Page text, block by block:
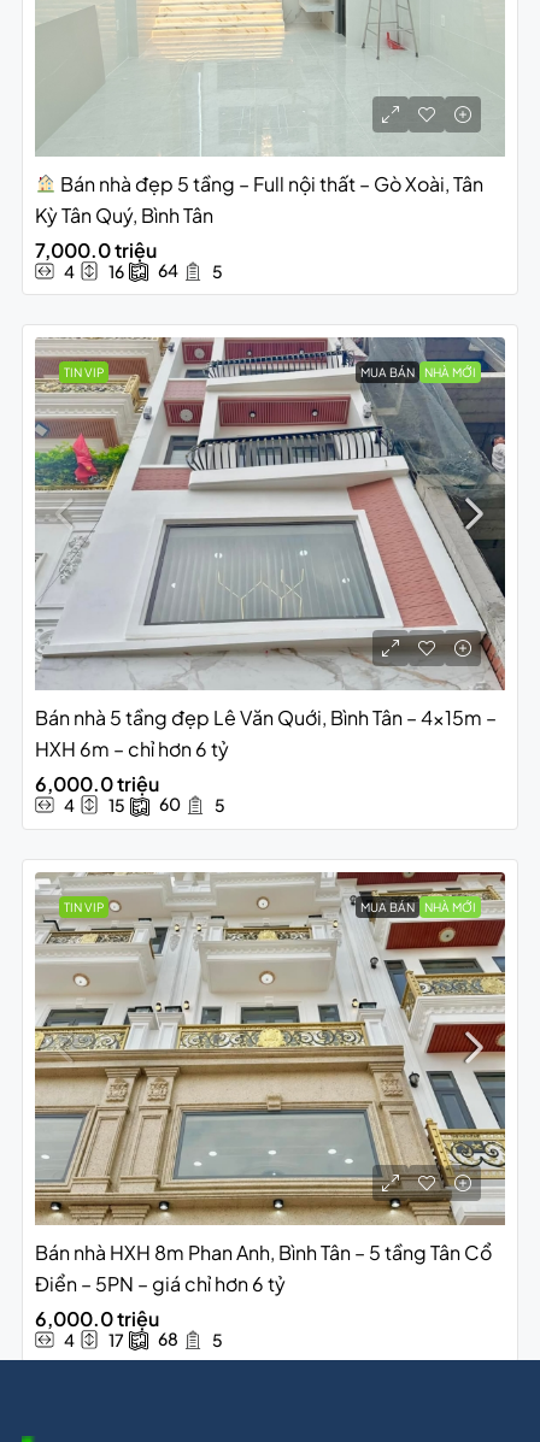
Bán nhà đẹp 5 tầng – Full nội thất – Gò Xoài, Tân
Kỳ Tân Quý, Bình Tân
7,000.0 triệu
4 16 64 5
TIN VIP MUA BÁN NHÀ MỚI
Bán nhà 5 tầng đẹp Lê Văn Quới, Bình Tân – 4x15m –
HXH 6m – chỉ hơn 6 tỷ
6,000.0 triệu
4 15 60 5
TIN VIP MUA BÁN NHÀ MỚI
Bán nhà HXH 8m Phan Anh, Bình Tân – 5 tầng Tân Cổ
Điển – 5PN – giá chỉ hơn 6 tỷ
6,000.0 triệu
4 17 68 5